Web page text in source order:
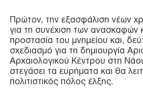
Πρώτον, την εξασφάλιση νέων
για τη συνέχιση των ανασκαφών
προστασία του μνημείου και,
σχεδιασμό για τη δημιουργία
Αρχαιολογικού Κέντρου στη
στεγάσει τα ευρήματα και θα
πολιτιστικός πόλος έλξης.